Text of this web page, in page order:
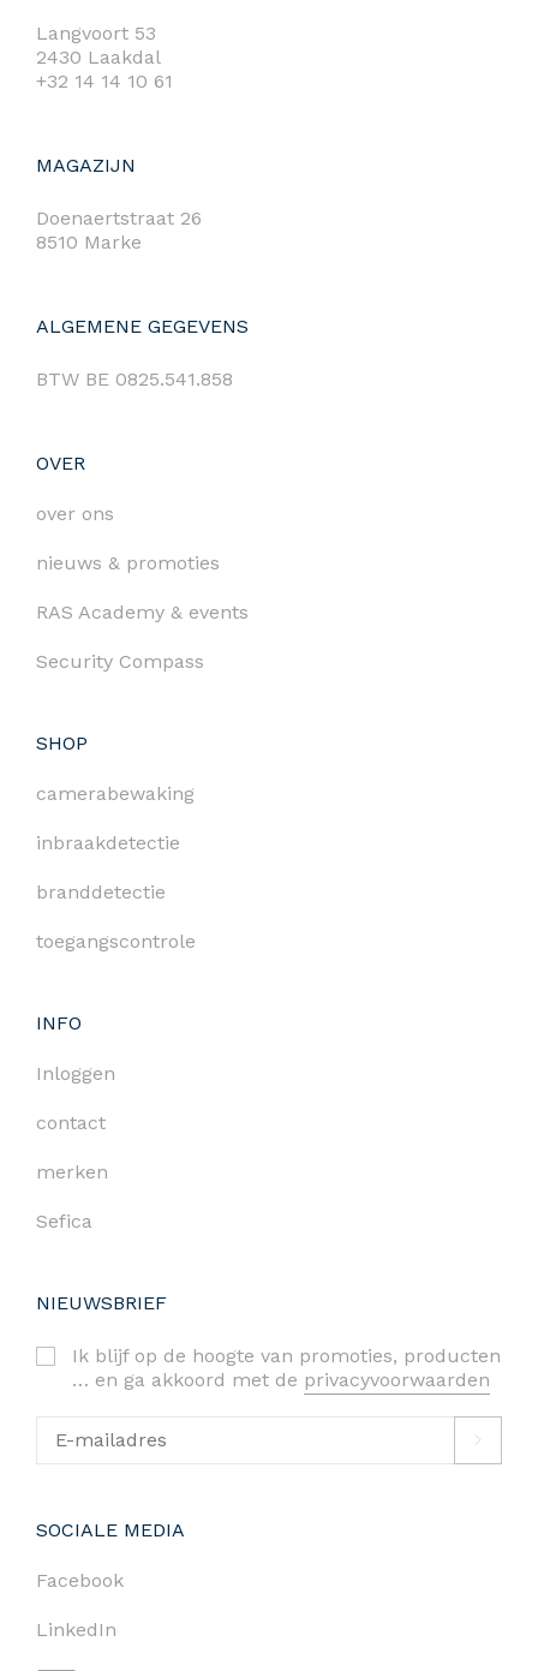
Langvoort 53
2430 Laakdal
+32 14 14 10 61
MAGAZIJN
Doenaertstraat 26
8510 Marke
ALGEMENE GEGEVENS
BTW BE 0825.541.858
OVER
over ons
nieuws & promoties
RAS Academy & events
Security Compass
SHOP
camerabewaking
inbraakdetectie
branddetectie
toegangscontrole
INFO
Inloggen
contact
merken
Sefica
NIEUWSBRIEF
Ik blijf op de hoogte van promoties, producten
… en ga akkoord met de privacyvoorwaarden
SOCIALE MEDIA
Facebook
LinkedIn